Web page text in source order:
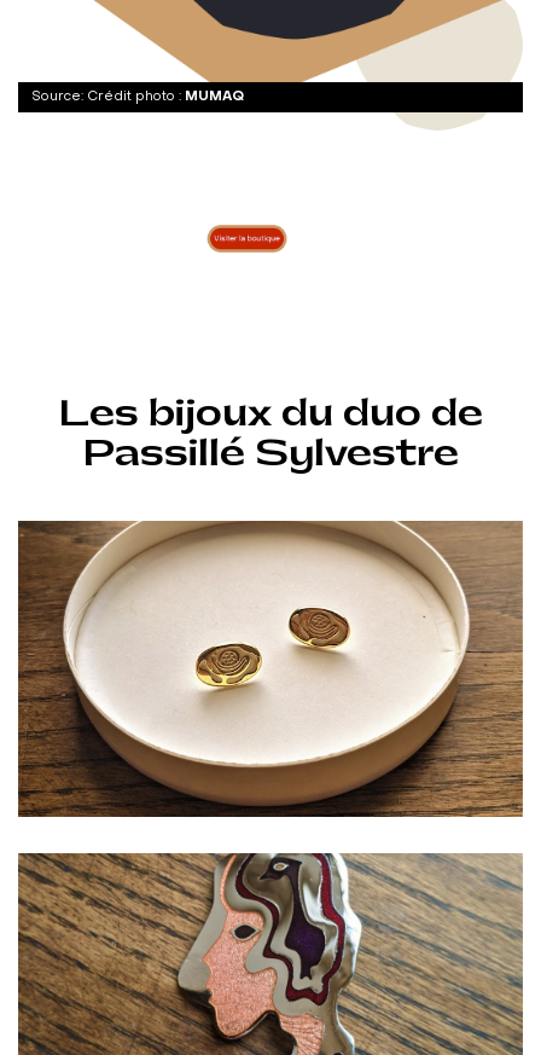
Crédit photo : MUMAQ
Les bijoux du duo de
Passillé Sylvestre